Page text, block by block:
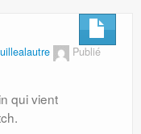
Publié
qui vient